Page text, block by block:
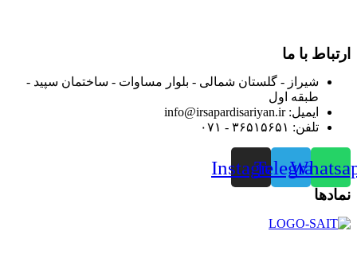
ارتباط با ما
شیراز - گلستان شمالی - بلوار مساوات - ساختمان سپید -
طبقه اول
ایمیل: info@irsapardisariyan.ir
تلفن: ۳۶۵۱۵۶۵۱ - ۰۷۱
Telegram
Instagram
نمادها